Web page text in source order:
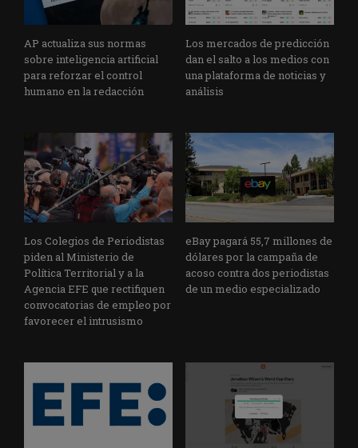
AP actualiza sus normas
sobre inteligencia artificial
para reforzar el control
humano en la redacción
Los mercados de predicción
dan el salto a los medios con
una plataforma de noticias y
análisis
Los Colegios de Periodistas
piden al Ministerio de
Política Territorial y a la
Agencia EFE que rectifiquen
convocatorias de empleo por
favorecer el intrusismo
eBay pagará 55,7 millones de
dólares por la campaña de
acoso contra dos periodistas
de un medio especializado